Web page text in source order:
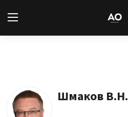
Статьи
Шмаков В.Н.